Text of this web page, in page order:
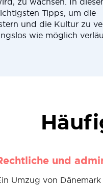
Tipps, um die
und die Kultur zu
wie möglich
und
Umzug von